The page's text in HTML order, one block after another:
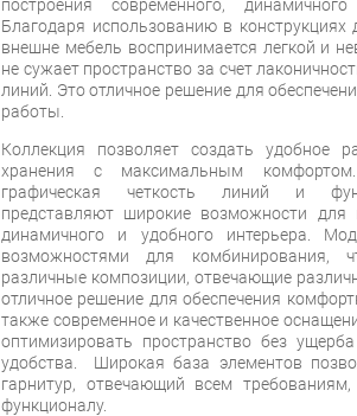
построения современного,
Благодаря использованию в конструкциях
внешне мебель воспринимается легкой и
не сужает пространство за счет
линий. Это отличное решение для
работы.
Коллекция позволяет создать удобное
хранения с максимальным
графическая четкость линий и
представляют широкие возможности для
динамичного и удобного интерьера.
возможностями для комбинирования,
различные композиции, отвечающие
отличное решение для обеспечения
также современное и качественное
оптимизировать пространство без
удобства. Широкая база элементов
гарнитур, отвечающий всем
функционалу.